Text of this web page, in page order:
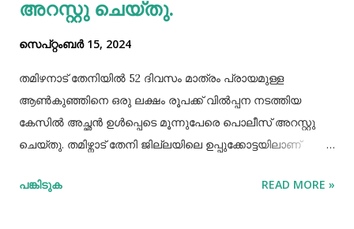
അറസ്റ്റു ചെയ്തു.
സെപ്റ്റംബർ 15, 2024
തമിഴനാട് തേനിയില്‍ 52 ദിവസം മാത്രം പ്രായമുള്ള
ആണ്‍കുഞ്ഞിനെ ഒരു ലക്ഷം രൂപക്ക് വില്‍പ്പന നടത്തിയ
കേസില്‍ അച്ഛൻ ഉള്‍പ്പെടെ മൂന്നുപേരെ പൊലീസ് അറസ്റ്റു
ചെയ്തു. തമിഴ്നാട് തേനി ജില്ലയിലെ ഉപ്പുക്കോട്ടയിലാണ്
സ്വദേശികളായ ദമ്ബതികളുമാണ് അറസ്റ്റിലായത്. തേനി
പങ്കിടുക READ MORE »